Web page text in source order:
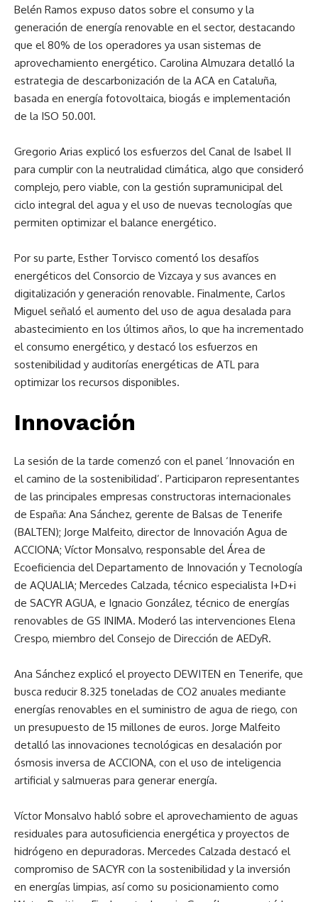
Belén Ramos expuso datos sobre el consumo y la
generación de energía renovable en el sector, destacando
que el 80% de los operadores ya usan sistemas de
aprovechamiento energético. Carolina Almuzara detalló la
estrategia de descarbonización de la ACA en Cataluña,
basada en energía fotovoltaica, biogás e implementación
de la ISO 50.001.
Gregorio Arias explicó los esfuerzos del Canal de Isabel II
para cumplir con la neutralidad climática, algo que consideró
complejo, pero viable, con la gestión supramunicipal del
ciclo integral del agua y el uso de nuevas tecnologías que
permiten optimizar el balance energético.
Por su parte, Esther Torvisco comentó los desafíos
energéticos del Consorcio de Vizcaya y sus avances en
digitalización y generación renovable. Finalmente, Carlos
Miguel señaló el aumento del uso de agua desalada para
abastecimiento en los últimos años, lo que ha incrementado
el consumo energético, y destacó los esfuerzos en
sostenibilidad y auditorías energéticas de ATL para
optimizar los recursos disponibles.
Innovación
La sesión de la tarde comenzó con el panel ‘Innovación en
el camino de la sostenibilidad’. Participaron representantes
de las principales empresas constructoras internacionales
de España: Ana Sánchez, gerente de Balsas de Tenerife
(BALTEN); Jorge Malfeito, director de Innovación Agua de
ACCIONA; Víctor Monsalvo, responsable del Área de
Ecoeficiencia del Departamento de Innovación y Tecnología
de AQUALIA; Mercedes Calzada, técnico especialista I+D+i
de SACYR AGUA, e Ignacio González, técnico de energías
renovables de GS INIMA. Moderó las intervenciones Elena
Crespo, miembro del Consejo de Dirección de AEDyR.
Ana Sánchez explicó el proyecto DEWITEN en Tenerife, que
busca reducir 8.325 toneladas de CO2 anuales mediante
energías renovables en el suministro de agua de riego, con
un presupuesto de 15 millones de euros. Jorge Malfeito
detalló las innovaciones tecnológicas en desalación por
ósmosis inversa de ACCIONA, con el uso de inteligencia
artificial y salmueras para generar energía.
Víctor Monsalvo habló sobre el aprovechamiento de aguas
residuales para autosuficiencia energética y proyectos de
hidrógeno en depuradoras. Mercedes Calzada destacó el
compromiso de SACYR con la sostenibilidad y la inversión
en energías limpias, así como su posicionamiento como